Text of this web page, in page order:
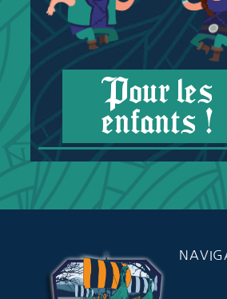
Pour les
enfants !